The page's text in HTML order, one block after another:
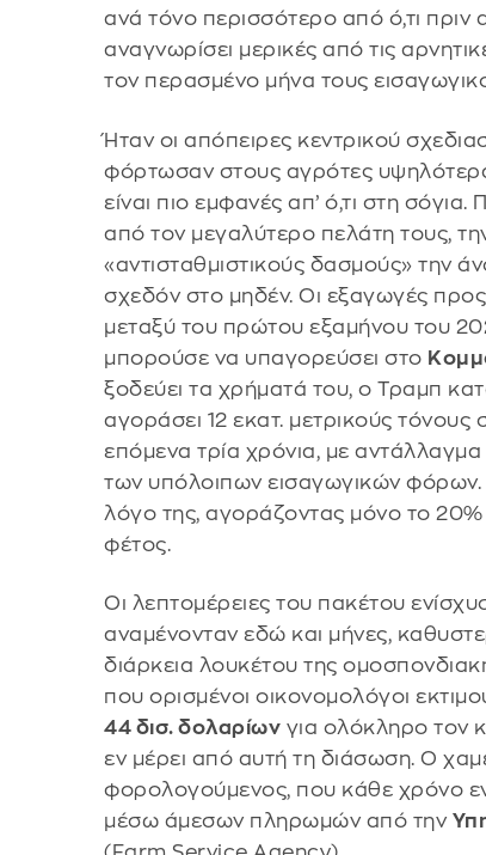
ανά τόνο περισσότερο από ό,τι
αναγνωρίσει μερικές από τις
τον περασμένο μήνα τους
Ήταν οι απόπειρες κεντρικού
φόρτωσαν στους αγρότες
είναι πιο εμφανές απ’ ό,τι στη
από τον μεγαλύτερο πελάτη τους,
«αντισταθμιστικούς δασμούς» την
σχεδόν στο μηδέν. Οι εξαγωγές
μεταξύ του πρώτου εξαμήνου του
μπορούσε να υπαγορεύσει στο
ξοδεύει τα χρήματά του, ο Τραμπ
αγοράσει 12 εκατ. μετρικούς τόνους
επόμενα τρία χρόνια, με
των υπόλοιπων εισαγωγικών φόρων.
λόγο της, αγοράζοντας μόνο το
φέτος.
Οι λεπτομέρειες του πακέτου
αναμένονταν εδώ και μήνες,
διάρκεια λουκέτου της
που ορισμένοι οικονομολόγοι
44 δισ. δολαρίων για ολόκληρο τον
εν μέρει από αυτή τη διάσωση. Ο
φορολογούμενος, που κάθε χρόνο
μέσω άμεσων πληρωμών από την